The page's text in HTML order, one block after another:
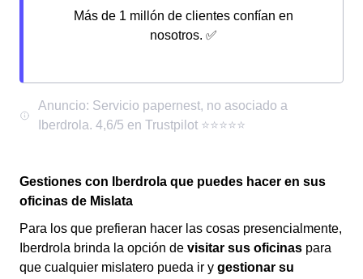
Más de 1 millón de clientes confían en
nosotros. ✅
Gestiones con Iberdrola que puedes hacer en sus
oficinas de Mislata
Para los que prefieran hacer las cosas presencialmente,
Iberdrola brinda la opción de visitar sus oficinas para
que cualquier mislatero pueda ir y gestionar su